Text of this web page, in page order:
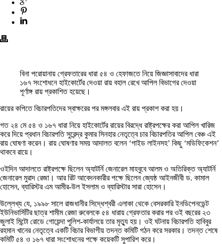
বিনা পরোয়ানায় গ্রেফতারের ধারা ৫৪ ও হেফাজতে নিয়ে জিজ্ঞাসাবাদের ধারা
১৬৭ সংশোধনে হাইকোর্টের দেওয়া রায় বহাল রেখে আপিল বিভাগের দেওয়া
পূর্ণাঙ্গ রায় প্রকাশিত হয়েছে।
রায়ের কপিতে বিচারপতিদের স্বাক্ষরের পর মঙ্গলবার এই রায় প্রকাশ করা হয়।
গত ২৪ মে ৫৪ ও ১৬৭ ধারা নিয়ে হাইকোর্টের রায়ের বিরদ্ধে রাষ্ট্রপক্ষের করা আপিল খারিজ
করে দিয়ে প্রধান বিচারপতি সুরেন্দ্র কুমার সিনহার নেতৃত্বে চার বিচারপতির আপিল বেঞ্চ এই
রায় ঘোষণা করেন। রায় ঘোষণার সময় আদালত বলেন ‘গাইড লাইনসহ’ কিছু ‘মডিফিকেশন’
থাকবে রায়ে।
ওইদিন আদালতে রাষ্ট্রপক্ষে ছিলেন অ্যাটর্নি জেনারেল মাহবুবে আলম ও অতিরিক্ত অ্যাটর্নি
জেনারেল মুরাদ রেজা। আর রিট আবেদনকারীর পক্ষে ছিলেন জ্যেষ্ঠ আইনজীবী ড. কামাল
হোসেন, ব্যারিস্টর এম আমীর-উল ইসলাম ও ব্যারিস্টার সারা হোসেন।
উল্লেখ্য যে, ১৯৯৮ সালে রাজধানীর সিদ্ধেশ্বরী এলাকা থেকে বেসরকারি ইনডিপেনডেন্ট
ইউনিভার্সিটির ছাত্র শামীম রেজা রুবেলকে ৫৪ ধারায় গ্রেফতার করার পর ওই বছরের ২৩
জুলাই মিন্টো রোডে গোয়েন্দা পুলিশ-কার্যালয়ে তার মৃত্যু হয়। ওই ঘটনায় বিচারপতি হাবিবুর
রহমান খানের নেতৃত্বে একটি বিচার বিভাগীয় তদন্ত কমিটি গঠন করে সরকার। তদন্ত শেষে
কমিটি ৫৪ ও ১৬৭ ধারা সংশোধনের পক্ষে কয়েকটি সুপারিশ করে।